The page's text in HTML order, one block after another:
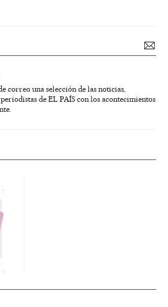
correo una selección de las noticias,
de EL PAÍS con los acontecimientos